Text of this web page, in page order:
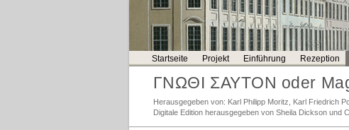
Startseite Projekt Einführung Rezeption
ΓΝΩΘΙ ΣΑΥΤΟΝ oder
Herausgegeben von: Karl Philipp Moritz, Karl Friedrich
Digitale Edition herausgegeben von Sheila Dickson und